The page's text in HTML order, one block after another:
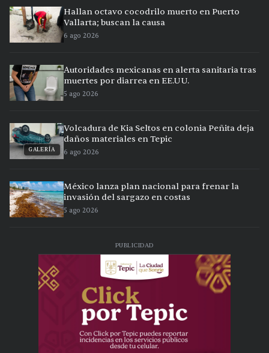
Hallan octavo cocodrilo muerto en Puerto
Vallarta; buscan la causa
6 ago 2026
Autoridades mexicanas en alerta sanitaria tras
muertes por diarrea en EE.UU.
5 ago 2026
GALERÍA
Volcadura de Kia Seltos en colonia Peñita deja
daños materiales en Tepic
6 ago 2026
México lanza plan nacional para frenar la
invasión del sargazo en costas
5 ago 2026
PUBLICIDAD